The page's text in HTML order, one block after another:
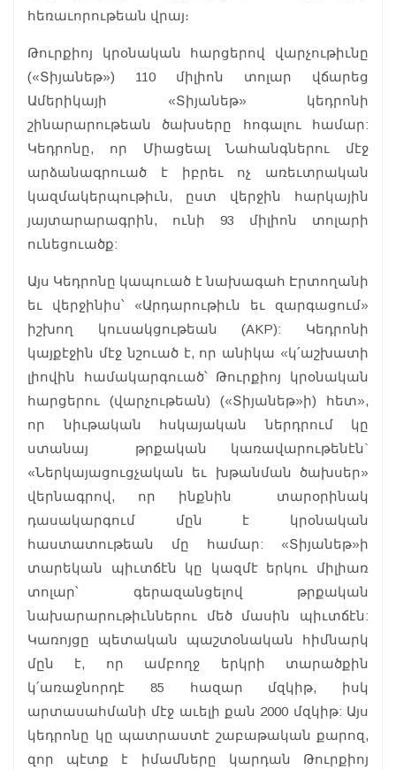
հեռաւորութեան վրայ։
Թուրքիոյ կրօնական հարցերով վարչութիւնը
(«Տիյանեթ») 110 միլիոն տոլար վճարեց
Ամերիկայի «Տիյանեթ» կեդրոնի
շինարարութեան ծախսերը հոգալու համար:
Կեդրոնը, որ Միացեալ Նահանգներու մէջ
արձանագրուած է իբրեւ ոչ առեւտրական
կազմակերպութիւն, ըստ վերջին հարկային
յայտարարագրին, ունի 93 միլիոն տոլարի
ունեցուածք:
Այս Կեդրոնը կապուած է նախագահ Էրտողանի
եւ վերջինիս՝ «Արդարութիւն եւ զարգացում»
իշխող կուսակցութեան (AKP): Կեդրոնի
կայքէջին մէջ նշուած է, որ անիկա «կ՛աշխատի
լիովին համակարգուած՝ Թուրքիոյ կրօնական
հարցերու (վարչութեան) («Տիյանեթ»ի) հետ»,
որ նիւթական հսկայական ներդրում կը
ստանայ թրքական կառավարութենէն`
«Ներկայացուցչական եւ խթանման ծախսեր»
վերնագրով, որ ինքնին տարօրինակ
դասակարգում մըն է կրօնական
հաստատութեան մը համար: «Տիյանեթ»ի
տարեկան պիւտճէն կը կազմէ երկու միլիառ
տոլար՝ գերազանցելով թրքական
նախարարութիւններու մեծ մասին պիւտճէն:
Կառոյցը պետական պաշտօնական հիմնարկ
մըն է, որ ամբողջ երկրի տարածքին
կ՛առաջնորդէ 85 հազար մզկիթ, իսկ
արտասահմանի մէջ աւելի քան 2000 մզկիթ: Այս
կեդրոնը կը պատրաստէ շաբաթական քարոզ,
զոր պէտք է իմամները կարդան Թուրքիոյ